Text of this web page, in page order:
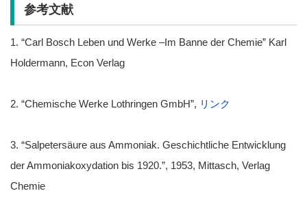
参考文献
1. “Carl Bosch Leben und Werke –Im Banne der Chemie” Karl
Holdermann, Econ Verlag
2. “Chemische Werke Lothringen GmbH”, リンク
3. “Salpetersäure aus Ammoniak. Geschichtliche Entwicklung
der Ammoniakoxydation bis 1920.”, 1953, Mittasch, Verlag
Chemie